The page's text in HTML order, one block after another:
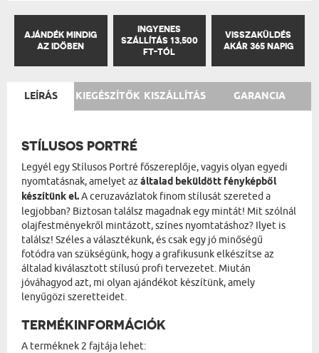
AJÁNDÉK MINDIG
AZ IDŐBEN
INGYENES
SZÁLLÍTÁS 13,500
FT-TÓL
VISSZAKÜLDÉS
AKÁR 365 NAPIG
LEÍRÁS KIEGÉSZÍTŐK KISZÁLLÍTÁS GARANCIA
STÍLUSOS PORTRÉ
Legyél egy Stílusos Portré főszereplője, vagyis olyan egyedi
nyomtatásnak, amelyet az általad beküldött fényképből
készítünk el.A ceruzavázlatok finom stílusát szereted a
legjobban? Biztosan találsz magadnak egy mintát! Mit szólnál
olajfestményekről mintázott, színes nyomtatáshoz? Ilyet is
találsz! Széles a választékunk, és csak egy jó minőségű
fotódra van szükségünk, hogy a grafikusunk elkészítse az
általad kiválasztott stílusú profi tervezetet. Miután
jóváhagyod azt, mi olyan ajándékot készítünk, amely
lenyűgözi szeretteidet.
TERMÉKINFORMÁCIÓK
A terméknek 2 fajtája lehet: